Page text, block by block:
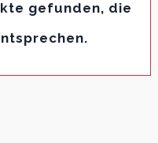
gefunden, die